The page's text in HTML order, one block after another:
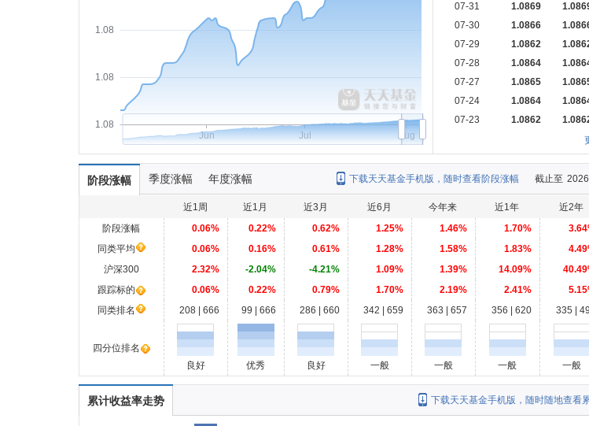
1.08
1.08
1.08
Jun Jul Aug
07-31
1.0869
07-30
1.0866
07-29
1.0862
07-28
1.0864
07-27
1.0865
07-24
1.0864
07-23
1.0862
阶段涨幅 季度涨幅 年度涨幅 截止至
下载天天基金手机版，随时查看阶段涨幅
近1周 近1月 近3月 近6月 今年来 近1年 近2年
阶段涨幅
0.06% 0.22% 0.62% 1.25% 1.46% 1.70%
同类平均
0.06% 0.16% 0.61% 1.28% 1.58% 1.83%
沪深300
2.32% -2.04% -4.21% 1.09% 1.39% 14.09%
跟踪标的
0.06% 0.22% 0.79% 1.70% 2.19% 2.41%
同类排名
208 | 666 99 | 666 286 | 660 342 | 659 363 | 657 356 | 620 335 |
四分位排名
良好
优秀 良好 一般 一般 一般 一般
累计收益率走势 下载天天基金手机版，随时随地查看